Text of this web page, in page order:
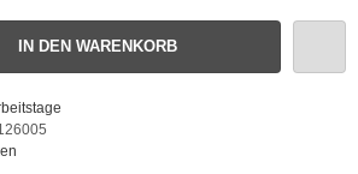
IN DEN WARENKORB